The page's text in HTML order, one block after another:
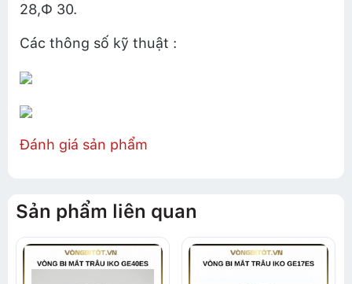
28,Ф 30.
Các thông số kỹ thuật :
Đánh giá sản phẩm
Sản phẩm liên quan